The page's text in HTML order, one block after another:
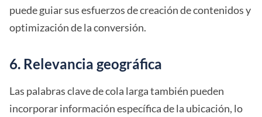
puede guiar sus esfuerzos de creación de contenidos y
optimización de la conversión.
6. Relevancia geográfica
Las palabras clave de cola larga también pueden
incorporar información específica de la ubicación, lo